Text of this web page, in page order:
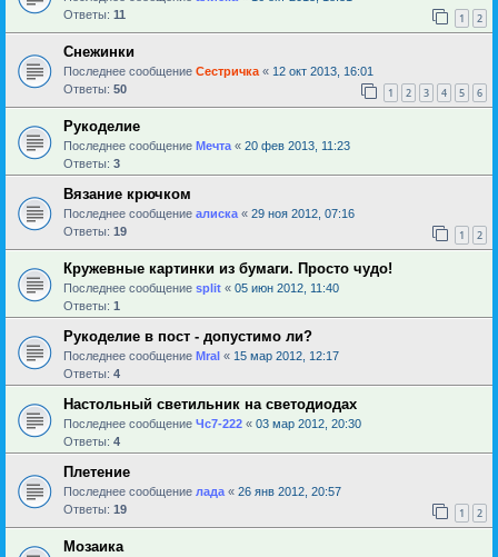
Ответы: 11 1 2
Снежинки
Последнее сообщение Сестричка « 12 окт 2013, 16:01
Ответы: 50 1 2 3 4 5 6
Рукоделие
Последнее сообщение Мечта « 20 фев 2013, 11:23
Ответы: 3
Вязание крючком
Последнее сообщение алиска « 29 ноя 2012, 07:16
Ответы: 19 1 2
Кружевные картинки из бумаги. Просто чудо!
Последнее сообщение sрlit « 05 июн 2012, 11:40
Ответы: 1
Рукоделие в пост - допустимо ли?
Последнее сообщение Mral « 15 мар 2012, 12:17
Ответы: 4
Настольный светильник на светодиодах
Последнее сообщение Чс7-222 « 03 мар 2012, 20:30
Ответы: 4
Плетение
Последнее сообщение лада « 26 янв 2012, 20:57
Ответы: 19 1 2
Мозаика